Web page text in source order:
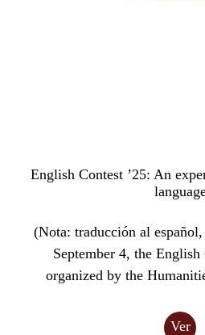
English Contest ’25: An
(Nota: traducción al
September 4, the
organized by the
Ver